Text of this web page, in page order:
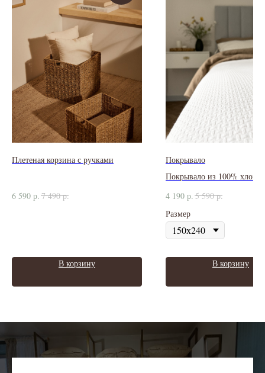
Плетеная корзина с ручками
6 590 р. 7 490 р.
В корзину
Покрывало
Покрывало из 100% хлопка
4 190 р. 5 590 р.
Размер
В корзину